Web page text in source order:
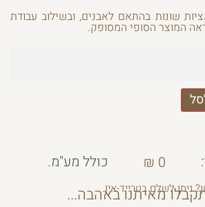
שונות בהתאם לאבנים, ובשילוב עבודת
המוצר הסופי המסופק.
₪ 0 כולל מע"מ.
ניתן לשלם בטרייד-אין.
מאיתנו באהבה...